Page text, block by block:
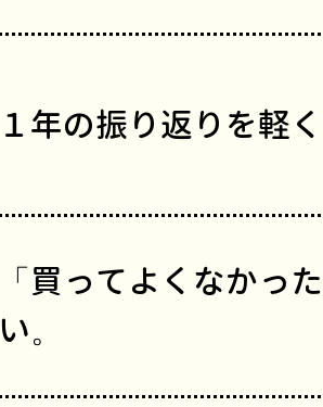
１年の振り返りを軽
「買ってよくなかっ
い。